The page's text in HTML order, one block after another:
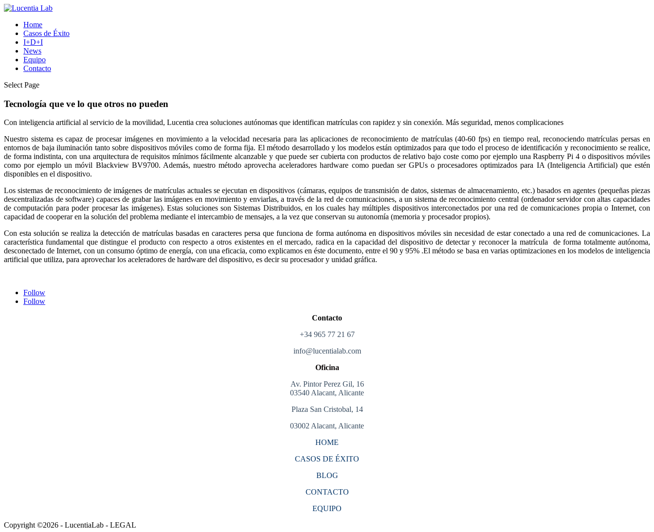
Home
Casos de Éxito
I+D+I
News
Equipo
Contacto
Select Page
Tecnología que ve lo que otros no pueden
Con inteligencia artificial al servicio de la movilidad, Lucentia crea soluciones autónomas que identifican matrículas con rapidez y sin conexión. Más seguridad, menos complicaciones
Nuestro sistema es capaz de procesar imágenes en movimiento a la velocidad necesaria para las aplicaciones de reconocimiento de matrículas (40-60 fps) en tiempo real, reconociendo matrículas persas en
entornos de baja iluminación tanto sobre dispositivos móviles como de forma fija. El método desarrollado y los modelos están optimizados para que todo el proceso de identificación y reconocimiento se realice,
de forma indistinta, con una arquitectura de requisitos mínimos fácilmente alcanzable y que puede ser cubierta con productos de relativo bajo coste como por ejemplo una Raspberry Pi 4 o dispositivos móviles
como por ejemplo un móvil Blackview BV9700. Además, nuestro método aprovecha aceleradores hardware como puedan ser GPUs o procesadores optimizados para IA (Inteligencia Artificial) que estén
disponibles en el dispositivo.
Los sistemas de reconocimiento de imágenes de matrículas actuales se ejecutan en dispositivos (cámaras, equipos de transmisión de datos, sistemas de almacenamiento, etc.) basados en agentes (pequeñas piezas
descentralizadas de software) capaces de grabar las imágenes en movimiento y enviarlas, a través de la red de comunicaciones, a un sistema de reconocimiento central (ordenador servidor con altas capacidades
de computación para poder procesar las imágenes). Estas soluciones son Sistemas Distribuidos, en los cuales hay múltiples dispositivos interconectados por una red de comunicaciones propia o Internet, con
capacidad de cooperar en la solución del problema mediante el intercambio de mensajes, a la vez que conservan su autonomía (memoria y procesador propios).
Con esta solución se realiza la detección de matrículas basadas en caracteres persa que funciona de forma autónoma en dispositivos móviles sin necesidad de estar conectado a una red de comunicaciones. La
característica fundamental que distingue el producto con respecto a otros existentes en el mercado, radica en la capacidad del dispositivo de detectar y reconocer la matrícula de forma totalmente autónoma,
desconectado de Internet, con un consumo óptimo de energía, con una eficacia, como explicamos en éste documento, entre el 90 y 95% .El método se basa en varias optimizaciones en los modelos de inteligencia
artificial que utiliza, para aprovechar los aceleradores de hardware del dispositivo, es decir su procesador y unidad gráfica.
Follow
Follow
Contacto
+34 965 77 21 67
info@lucentialab.com
Oficina
Av. Pintor Perez Gil, 16
03540 Alacant, Alicante
Plaza San Cristobal, 14
03002 Alacant, Alicante
HOME
CASOS DE ÉXITO
BLOG
CONTACTO
EQUIPO
Copyright ©2026 - LucentiaLab - LEGAL